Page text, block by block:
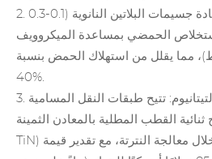
2. محفز الكاثود: يمكن استعادة جسيمات البلاتين النانوية (0.1-0.3
الاستخلاص الحمضي بمساعدة الميكروويف
الملكي، 800 واط)، مما يقلل من استهلاك الحمض بنسبة
40%.
3. المكونات القائمة على التيتانيوم: تتيح طبقات النقل المسامية
القطب المطلية بالمعادن الثمينة (على سبيل المثال،
TiN) استعادة التيتانيوم من خلال معالجة النترتة، مع تقدير قيمة